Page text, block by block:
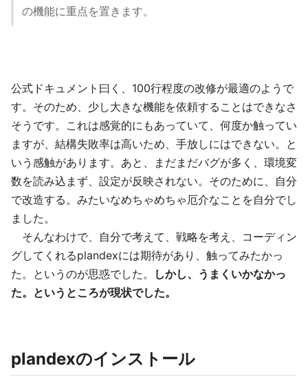
の機能に重点を置きます。
公式ドキュメント曰く、100行程度の改修が最適のようで
す。そのため、少し大きな機能を依頼することはできなさ
そうです。これは感覚的にもあっていて、何度か触ってい
ますが、結構失敗率は高いため、手放しにはできない。と
いう感触があります。あと、まだまだバグが多く、環境変
数を読み込まず、設定が反映されない。そのために、自分
で改造する。みたいなめちゃめちゃ厄介なことを自分でし
ました。
そんなわけで、自分で考えて、戦略を考え、コーディン
グしてくれるplandexには期待があり、触ってみたかっ
た。というのが思惑でした。
しかし、うまくいかなかっ
た。というところが現状でした。
plandexのインストール